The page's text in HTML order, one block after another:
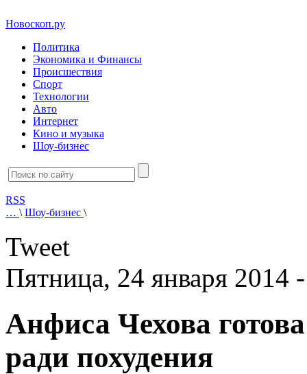
Новоскоп.ру
Политика
Экономика и Финансы
Происшествия
Спорт
Технологии
Авто
Интернет
Кино и музыка
Шоу-бизнес
RSS
… \ Шоу-бизнес \
Tweet
Пятница, 24 января 2014
Анфиса Чехова
ради похудения